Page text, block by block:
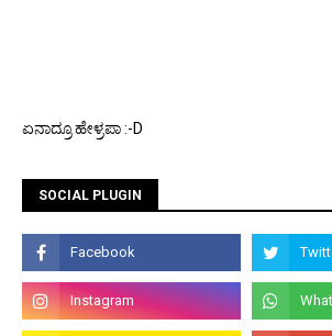
ಏನಾದ್ರೂ ಹೇಳ್ರಪಾ :-D
SOCIAL PLUGIN